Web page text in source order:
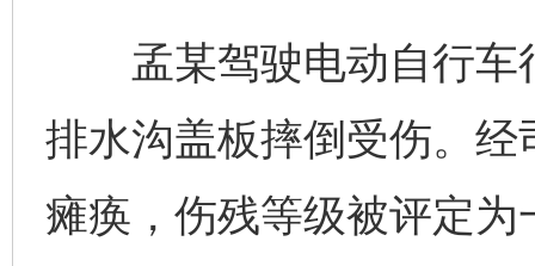
孟某驾驶电动自行车
排水沟盖板摔倒受伤。
瘫痪，伤残等级被评定